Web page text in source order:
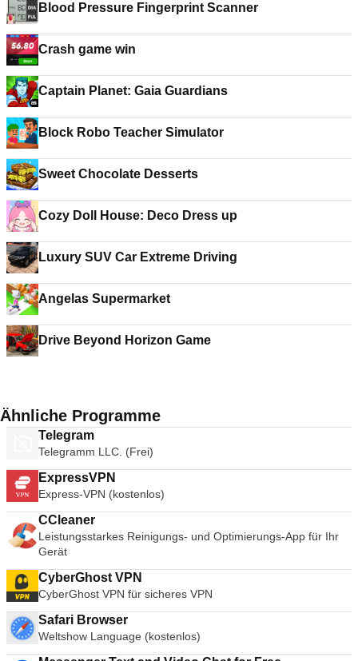
Blood Pressure Fingerprint Scanner
Crash game win
Captain Planet: Gaia Guardians
Block Robo Teacher Simulator
Sweet Chocolate Desserts
Cozy Doll House: Deco Dress up
Luxury SUV Car Extreme Driving
Angelas Supermarket
Drive Beyond Horizon Game
Ähnliche Programme
Telegram
Telegramm LLC. (Frei)
ExpressVPN
Express-VPN (kostenlos)
CCleaner
Leistungsstarkes Reinigungs- und Optimierungs-App für Ihr
Gerät
CyberGhost VPN
CyberGhost VPN für sicheres VPN
Safari Browser
Weltshow Language (kostenlos)